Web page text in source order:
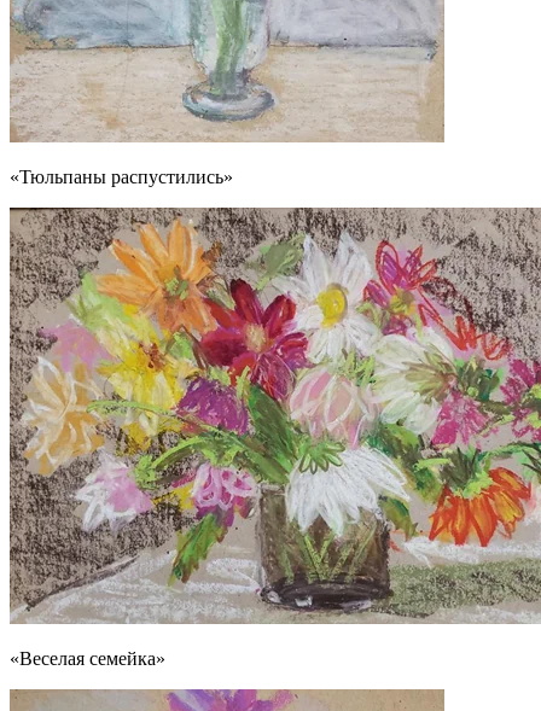
«Тюльпаны распустились»
«Веселая семейка»